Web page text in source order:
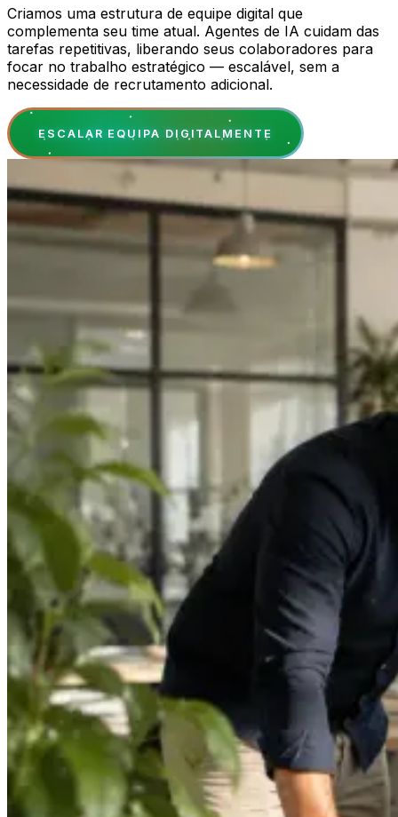
Criamos uma estrutura de equipe digital que
complementa seu time atual. Agentes de IA cuidam das
tarefas repetitivas, liberando seus colaboradores para
focar no trabalho estratégico — escalável, sem a
necessidade de recrutamento adicional.
ESCALAR EQUIPA DIGITALMENTE